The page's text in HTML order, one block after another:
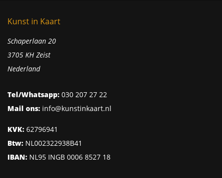
Kunst in Kaart
Schaperlaan 20
3705 KH Zeist
Nederland
Tel/Whatsapp: 030 207 27 22
Mail ons: info@kunstinkaart.nl
KVK: 62796941
Btw: NL002322938B41
IBAN: NL95 INGB 0006 8527 18